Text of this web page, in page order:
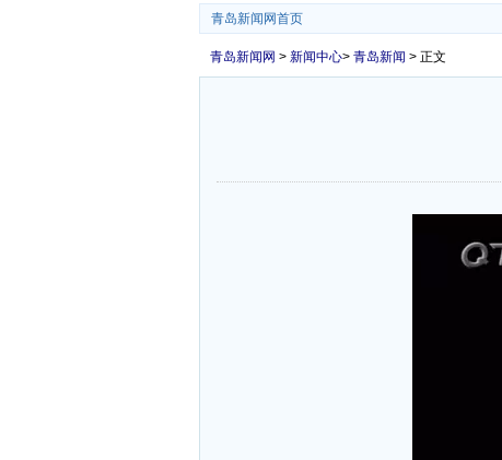
青岛新闻网首页
青岛新闻网 > 新闻中心> 青岛新闻 > 正文